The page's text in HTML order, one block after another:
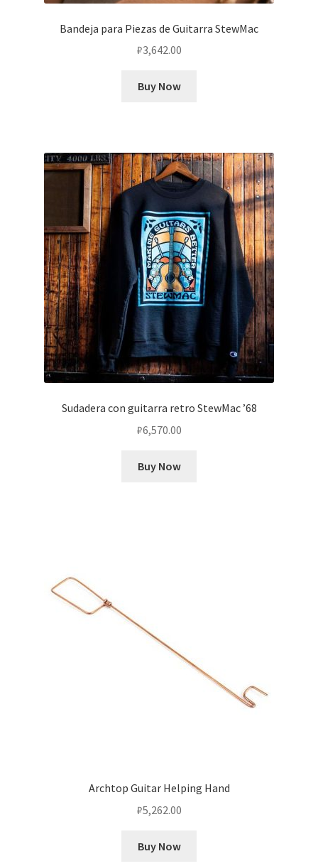
Bandeja para Piezas de Guitarra StewMac
₽3,642.00
Buy Now
Sudadera con guitarra retro StewMac ’68
₽6,570.00
Buy Now
Archtop Guitar Helping Hand
₽5,262.00
Buy Now